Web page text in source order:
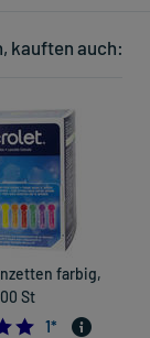
kauften auch:
farbig,
St
5.0
1*